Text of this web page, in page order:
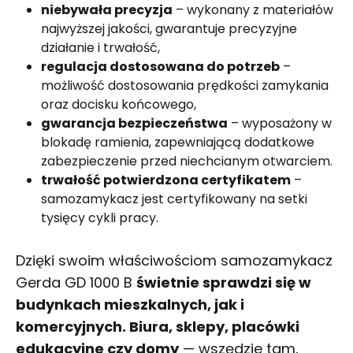
niebywała precyzja – wykonany z materiałów
najwyższej jakości, gwarantuje precyzyjne
działanie i trwałość,
regulacja dostosowana do potrzeb –
możliwość dostosowania prędkości zamykania
oraz docisku końcowego,
gwarancja bezpieczeństwa – wyposażony w
blokadę ramienia, zapewniającą dodatkowe
zabezpieczenie przed niechcianym otwarciem.
trwałość potwierdzona certyfikatem –
samozamykacz jest certyfikowany na setki
tysięcy cykli pracy.
Dzięki swoim właściwościom samozamykacz
Gerda GD 1000 B świetnie sprawdzi się w
budynkach mieszkalnych, jak i
komercyjnych. Biura, sklepy, placówki
edukacyjne czy domy— wszędzie tam,